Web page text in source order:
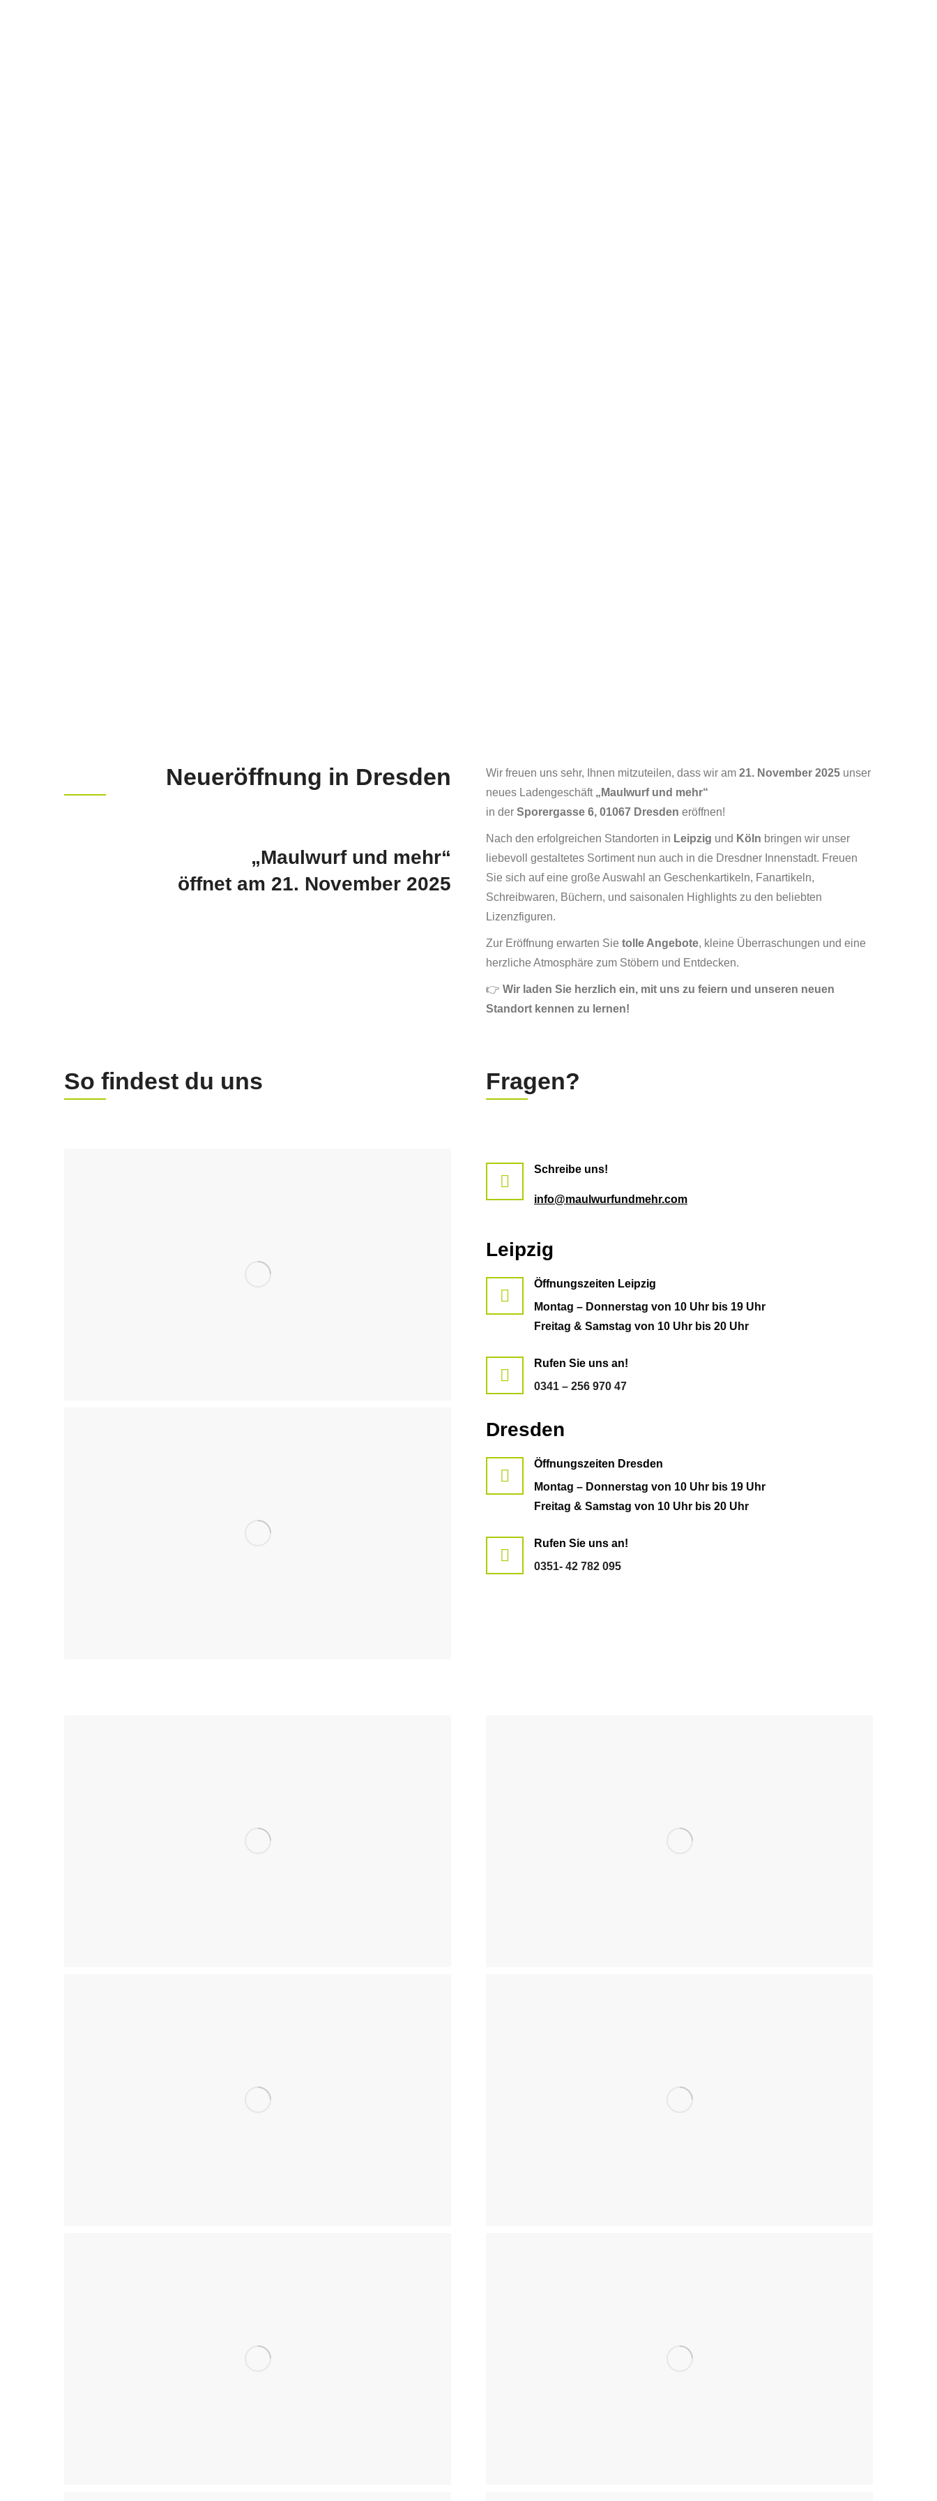
Neueröffnung in Dresden
„Maulwurf und mehr“
öffnet am 21. November 2025
Wir freuen uns sehr, Ihnen mitzuteilen, dass wir am 21. November 2025 unser
neues Ladengeschäft „Maulwurf und mehr“
in der Sporergasse 6, 01067 Dresden eröffnen!
Nach den erfolgreichen Standorten in Leipzig und Köln bringen wir unser
liebevoll gestaltetes Sortiment nun auch in die Dresdner Innenstadt. Freuen
Sie sich auf eine große Auswahl an Geschenkartikeln, Fanartikeln,
Schreibwaren, Büchern, und saisonalen Highlights zu den beliebten
Lizenzfiguren.
Zur Eröffnung erwarten Sie tolle Angebote, kleine Überraschungen und eine
herzliche Atmosphäre zum Stöbern und Entdecken.
👉 Wir laden Sie herzlich ein, mit uns zu feiern und unseren neuen
Standort kennen zu lernen!
So findest du uns Fragen?
Schreibe uns!
info@maulwurfundmehr.com
Leipzig
Öffnungszeiten Leipzig
Montag – Donnerstag von 10 Uhr bis 19 Uhr
Freitag & Samstag von 10 Uhr bis 20 Uhr
Rufen Sie uns an!
0341 – 256 970 47
Dresden
Öffnungszeiten Dresden
Montag – Donnerstag von 10 Uhr bis 19 Uhr
Freitag & Samstag von 10 Uhr bis 20 Uhr
Rufen Sie uns an!
0351- 42 782 095